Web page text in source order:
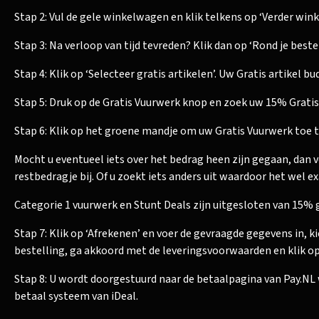
Stap 2: Vul de gele winkelwagen en klik telkens op ‘Verder
Stap 3: Na verloop van tijd tevreden? Klik dan op ‘Rond je
Stap 4: Klik op ‘Selecteer gratis artikelen’. Uw Gratis artikel
Stap 5: Druk op de Gratis Vuurwerk knop en zoek uw 15%
Stap 6: Klik op het groene mandje om uw Gratis Vuurwerk toe
Mocht u eventueel iets over het bedrag heen zijn gegaan,
restbedragje bij. Of u zoekt iets anders uit waardoor het wel
Categorie 1 vuurwerk en Stunt Deals zijn uitgesloten van 15%
Stap 7: Klik op ‘Afrekenen’ en voer de gevraagde gegevens
bestelling, ga akkoord met de leveringsvoorwaarden en klik
Stap 8: U wordt doorgestuurd naar de betaalpagina van
betaal systeem van iDeal.